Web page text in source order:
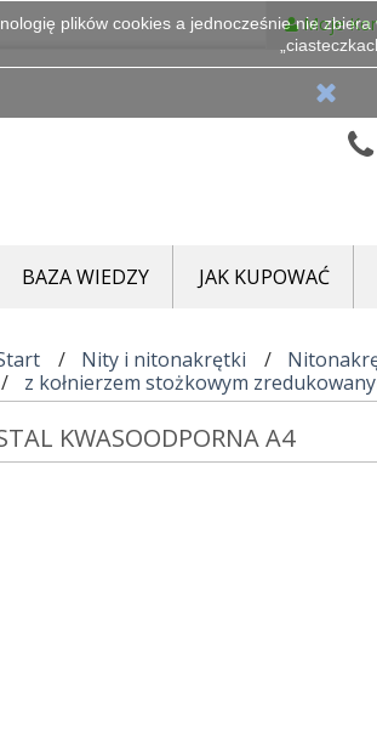
Moje
BAZA WIEDZY JAK KUPOWAĆ
Nity i nitonakrętki
z kołnierzem stożkowym
KWASOODPORNA A4
plików cookies a jednocześnie nie